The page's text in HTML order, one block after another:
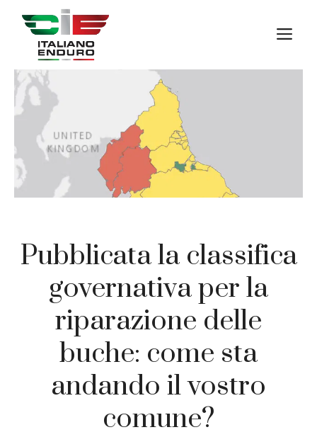
contenuto
Pubblicata la classifica
governativa per la
riparazione delle
buche: come sta
andando il vostro
comune?